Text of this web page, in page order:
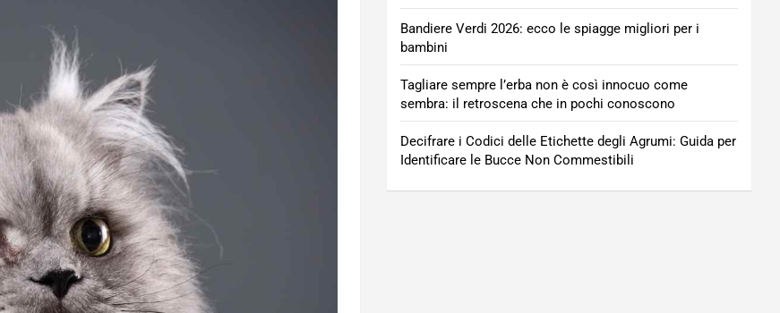
Bandiere Verdi 2026: ecco le spiagge migliori per i
bambini
Tagliare sempre l’erba non è così innocuo come
sembra: il retroscena che in pochi conoscono
Decifrare i Codici delle Etichette degli Agrumi: Guida per
Identificare le Bucce Non Commestibili